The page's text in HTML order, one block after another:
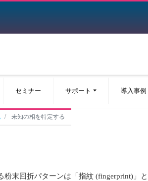
セミナー サポート 導入事例
未知の相を特定する
末回折パターンは「指紋 (fingerprint)」